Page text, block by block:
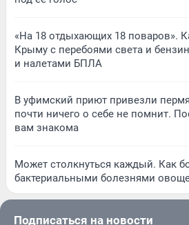
«На 18 отдыхающих 18 поваров».
Крыму с перебоями света и
и налетами БПЛА
В уфимский приют привезли
почти ничего о себе не помнит.
вам знакома
Может столкнуться каждый. Как
бактериальными болезнями
Подписаться на новости